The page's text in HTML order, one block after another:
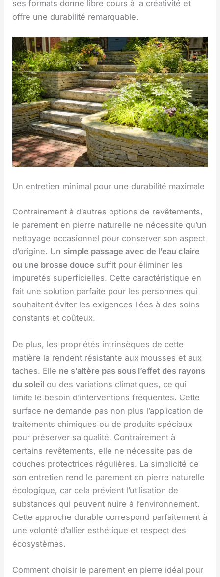
ses formats donne libre cours à la créativité et
offre une durabilité remarquable.
Un entretien minimal pour une durabilité maximale
Contrairement à d’autres options de revêtements,
le parement en pierre naturelle ne nécessite qu’un
nettoyage occasionnel pour conserver son aspect
d’origine. Un simple passage avec de l’eau claire
ou une brosse douce suffit pour éliminer les
impuretés superficielles. Cette caractéristique en
fait une solution parfaite pour les personnes qui
souhaitent éviter les exigences liées à des soins
constants et coûteux.
De plus, les propriétés intrinsèques de cette
matière la rendent résistante aux mousses et aux
taches. Elle ne s’altère pas sous l’effet des rayons
du soleil ou des variations climatiques, ce qui
limite le besoin d’interventions fréquentes. Cette
surface ne demande pas non plus l’application de
traitements chimiques ou de produits spéciaux
pour préserver sa qualité. Contrairement à
certains revêtements, elle ne nécessite pas de
couches protectrices régulières. La simplicité de
son entretien rend le parement en pierre naturelle
écologique, car cela prévient l’utilisation de
substances qui peuvent nuire à l’environnement.
Cette approche durable correspond parfaitement à
une volonté d’allier esthétique et respect des
écosystèmes.
Comment choisir le parement en pierre idéal pour